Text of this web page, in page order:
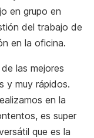
en grupo en
del trabajo de
en la oficina.
las mejores
y muy rápidos.
en la
es super
que es la